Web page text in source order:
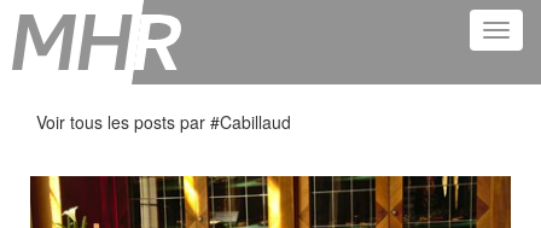
Voir tous les posts par #Cabillaud